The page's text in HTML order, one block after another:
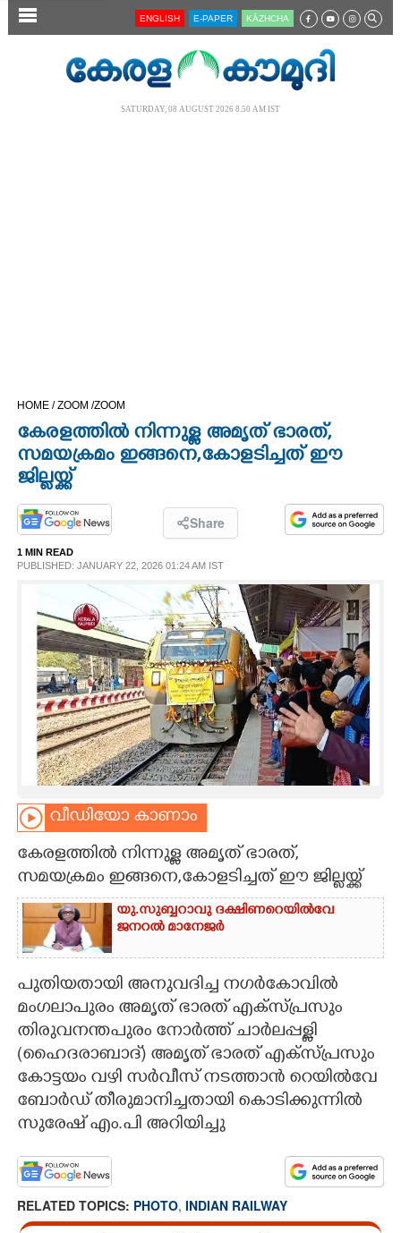
SECTIONS
OPINION
PHOTOS
LIFESTYLE
SPIRITUAL
INFO+
ART
ASTRO
CARTOONS
LITERATURE
ZOOM
CONTACT US
ENGLISH E-PAPER KĀZHCHA
SATURDAY, 08 AUGUST 2026 8.50 AM IST
HOME /ZOOM /ZOOM
കേരളത്തിൽ നിന്നുള്ള അമൃത് ഭാരത്,
സമയക്രമം ഇങ്ങനെ,കോളടിച്ചത് ഈ
ജില്ലയ്ക്ക്
Share
1 MIN READ
PUBLISHED: JANUARY 22, 2026 01:24 AM IST
വീഡിയോ കാണാം
കേരളത്തിൽ നിന്നുള്ള അമൃത് ഭാരത്,
സമയക്രമം ഇങ്ങനെ,കോളടിച്ചത് ഈ ജില്ലയ്ക്ക്
യു.സുബ്ബറാവു ദക്ഷിണറെയിൽവേ
ജനറൽ മാനേജർ
പുതിയതായി അനുവദിച്ച നഗർകോവിൽ
മംഗലാപുരം അമൃത് ഭാരത് എക്സ്പ്രസും
തിരുവനന്തപുരം നോർത്ത് ചാർലപ്പള്ളി
(ഹൈദരാബാദ്) അമൃത് ഭാരത് എക്സ്പ്രസും
കോട്ടയം വഴി സർവീസ് നടത്താൻ റെയിൽവേ
ബോർഡ് തീരുമാനിച്ചതായി കൊടിക്കുന്നിൽ
സുരേഷ് എം.പി അറിയിച്ചു
RELATED TOPICS: PHOTO, INDIAN RAILWAY